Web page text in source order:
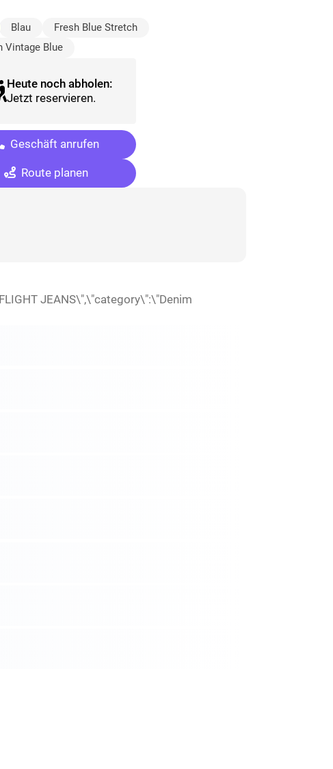
Blau
Fresh Blue Stretch
Vintage Blue
Heute noch abholen:
Jetzt reservieren.
Geschäft anrufen
Route planen
JEANS\",\"category\":\"Denim